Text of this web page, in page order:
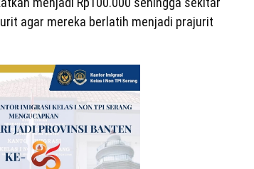
agar mereka berlatih menjadi prajurit